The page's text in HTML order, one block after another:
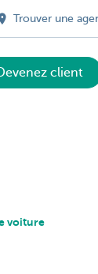
Trouver une
client
voiture